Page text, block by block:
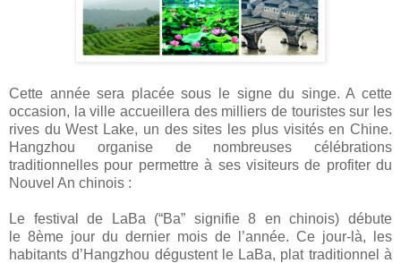
Cette année sera placée sous le signe du singe. A cette
occasion, la ville accueillera des milliers de touristes sur les
rives du West Lake, un des sites les plus visités en Chine.
Hangzhou organise de nombreuses célébrations
traditionnelles pour permettre à ses visiteurs de profiter du
Nouvel An chinois :
Le festival de LaBa (“Ba” signifie 8 en chinois) débute
le 8ème jour du dernier mois de l’année. Ce jour-là, les
habitants d’Hangzhou dégustent le LaBa, plat traditionnel à